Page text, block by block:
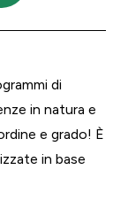
di
in natura e
e grado! È
in base